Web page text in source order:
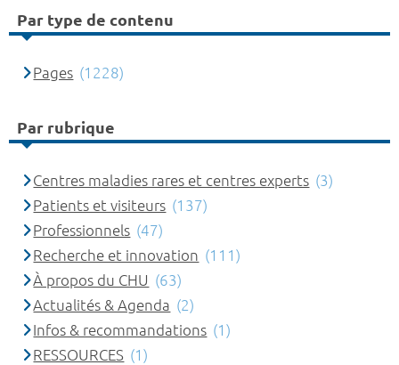
Par type de contenu
Pages (1228)
Par rubrique
Centres maladies rares et centres experts (3)
Patients et visiteurs (137)
Professionnels (47)
Recherche et innovation (111)
À propos du CHU (63)
Actualités & Agenda (2)
Infos & recommandations (1)
RESSOURCES (1)